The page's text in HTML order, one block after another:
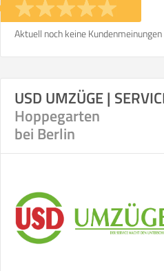
Aktuell noch keine Kundenmeinungen
USD UMZÜGE |
Hoppegarten
bei Berlin